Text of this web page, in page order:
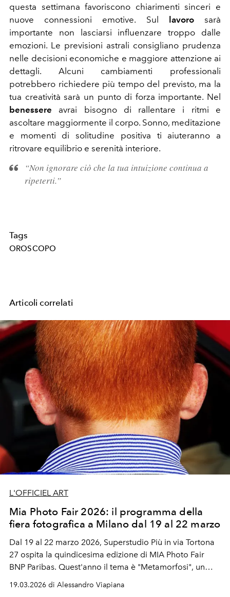
questa settimana favoriscono chiarimenti sinceri e
nuove connessioni emotive. Sul
lavorosarà
importante non lasciarsi influenzare troppo dalle
emozioni. Le previsioni astrali consigliano prudenza
nelle decisioni economiche e maggiore attenzione ai
dettagli. Alcuni cambiamenti professionali
potrebbero richiedere più tempo del previsto, ma la
tua creatività sarà un punto di forza importante. Nel
benessere avrai bisogno di rallentare i ritmi e
ascoltare maggiormente il corpo. Sonno, meditazione
e momenti di solitudine positiva ti aiuteranno a
ritrovare equilibrio e serenità interiore.
“Non ignorare ciò che la tua intuizione continua a
ripeterti.”
Tags
OROSCOPO
Articoli correlati
L'OFFICIEL ART
Mia Photo Fair 2026: il programma della
fiera fotografica a Milano dal 19 al 22 marzo
Dal 19 al 22 marzo 2026, Superstudio Più in via Tortona
27 ospita la quindicesima edizione di MIA Photo Fair
BNP Paribas. Quest'anno il tema è "Metamorfosi", un
fotografico e del suo mercato.
19.03.2026 di Alessandro Viapiana